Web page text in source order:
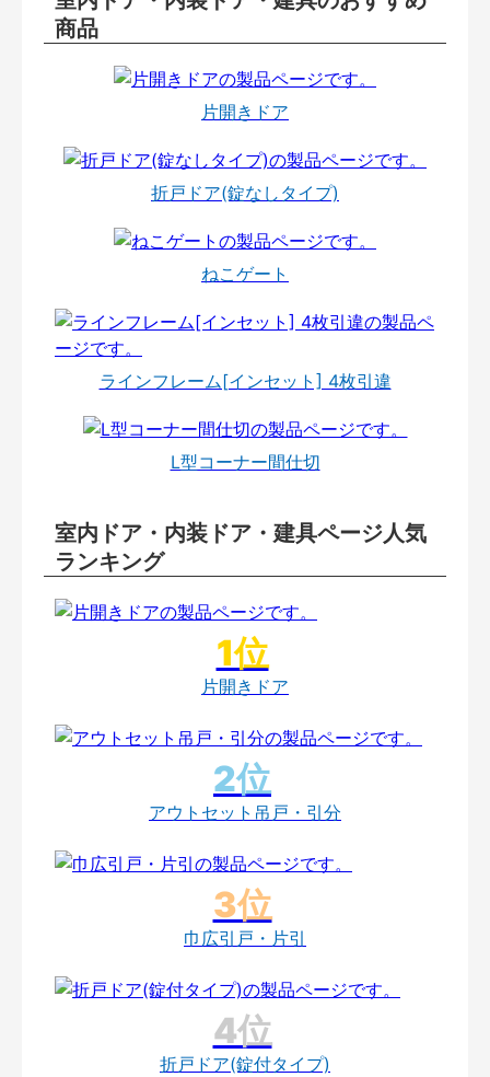
商品
片開きドア
折戸ドア(錠なしタイプ)
ねこゲート
ラインフレーム[インセット] 4枚引違
L型コーナー間仕切
室内ドア・内装ドア・建具ページ人気
ランキング
片開きドア
アウトセット吊戸・引分
巾広引戸・片引
折戸ドア(錠付タイプ)